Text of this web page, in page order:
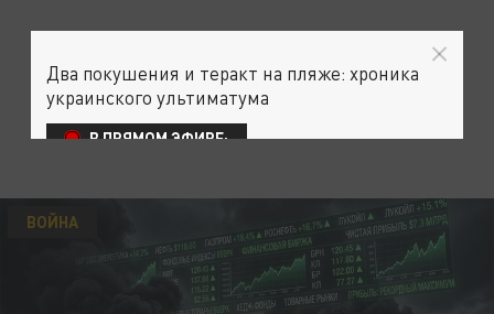
ВОЙНА
Два покушения и теракт на пляже: хроника
украинского ультиматума
В ПРЯМОМ ЭФИРЕ: